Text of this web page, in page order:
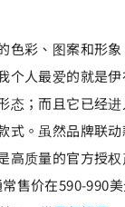
色彩、图案和形
个人最爱的就是
态；而且它已经
式。虽然品牌联
高质量的官方授
售价在590-990